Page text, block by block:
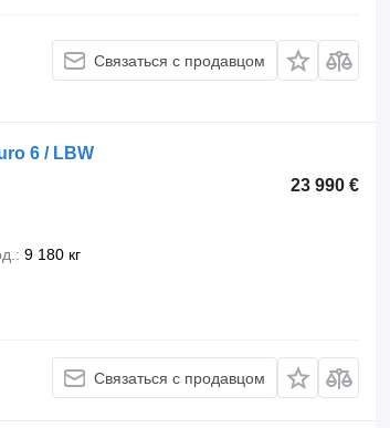
Связаться с продавцом
6 / LBW
23 990 €
9 180 кг
Связаться с продавцом